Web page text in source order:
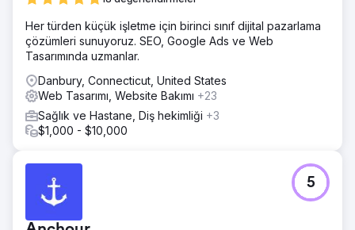
Her türden küçük işletme için birinci sınıf dijital pazarlama
çözümleri sunuyoruz. SEO, Google Ads ve Web
Tasarımında uzmanlar.
Danbury, Connecticut, United States
Web Tasarımı, Website Bakımı +23
Sağlık ve Hastane, Diş hekimliği +3
$1,000 - $10,000
5